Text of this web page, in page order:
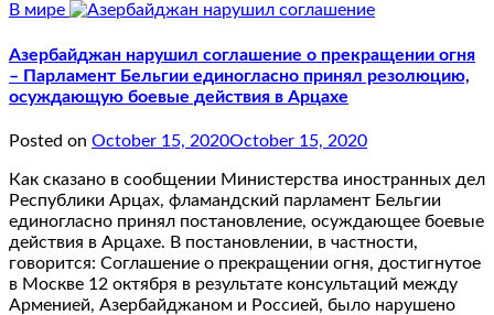
В мире
Азербайджан нарушил соглашение о прекращении огня
– Парламент Бельгии единогласно принял резолюцию,
осуждающую боевые действия в Арцахе
Posted on October 15, 2020October 15, 2020
Как сказано в сообщении Министерства иностранных дел
Республики Арцах, фламандский парламент Бельгии
единогласно принял постановление, осуждающее боевые
действия в Арцахе. В постановлении, в частности,
говорится: Соглашение о прекращении огня, достигнутое
в Москве 12 октября в результате консультаций между
Арменией, Азербайджаном и Россией, было нарушено